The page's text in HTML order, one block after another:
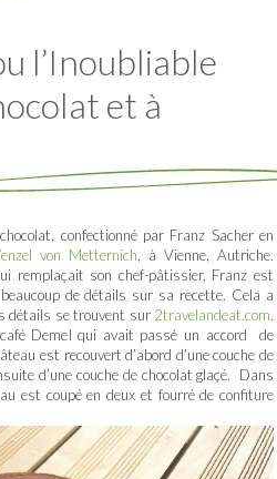
l’Inoubliable
et à
confectionné par Franz Sacher en
von Metternich , à Vienne, Autriche.
remplaçait son chef-pâtissier, Franz est
de détails sur sa recette. Cela a
détails se trouvent sur 2travelandeat.com.
Demel qui avait passé un accord de
est recouvert d’abord d’une couche de
d’une couche de chocolat glaçé. Dans
est coupé en deux et fourré de confiture